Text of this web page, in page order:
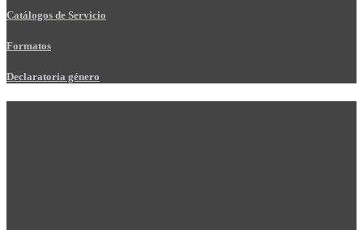
Catálogos de Servicio
Formatos
Declaratoria género